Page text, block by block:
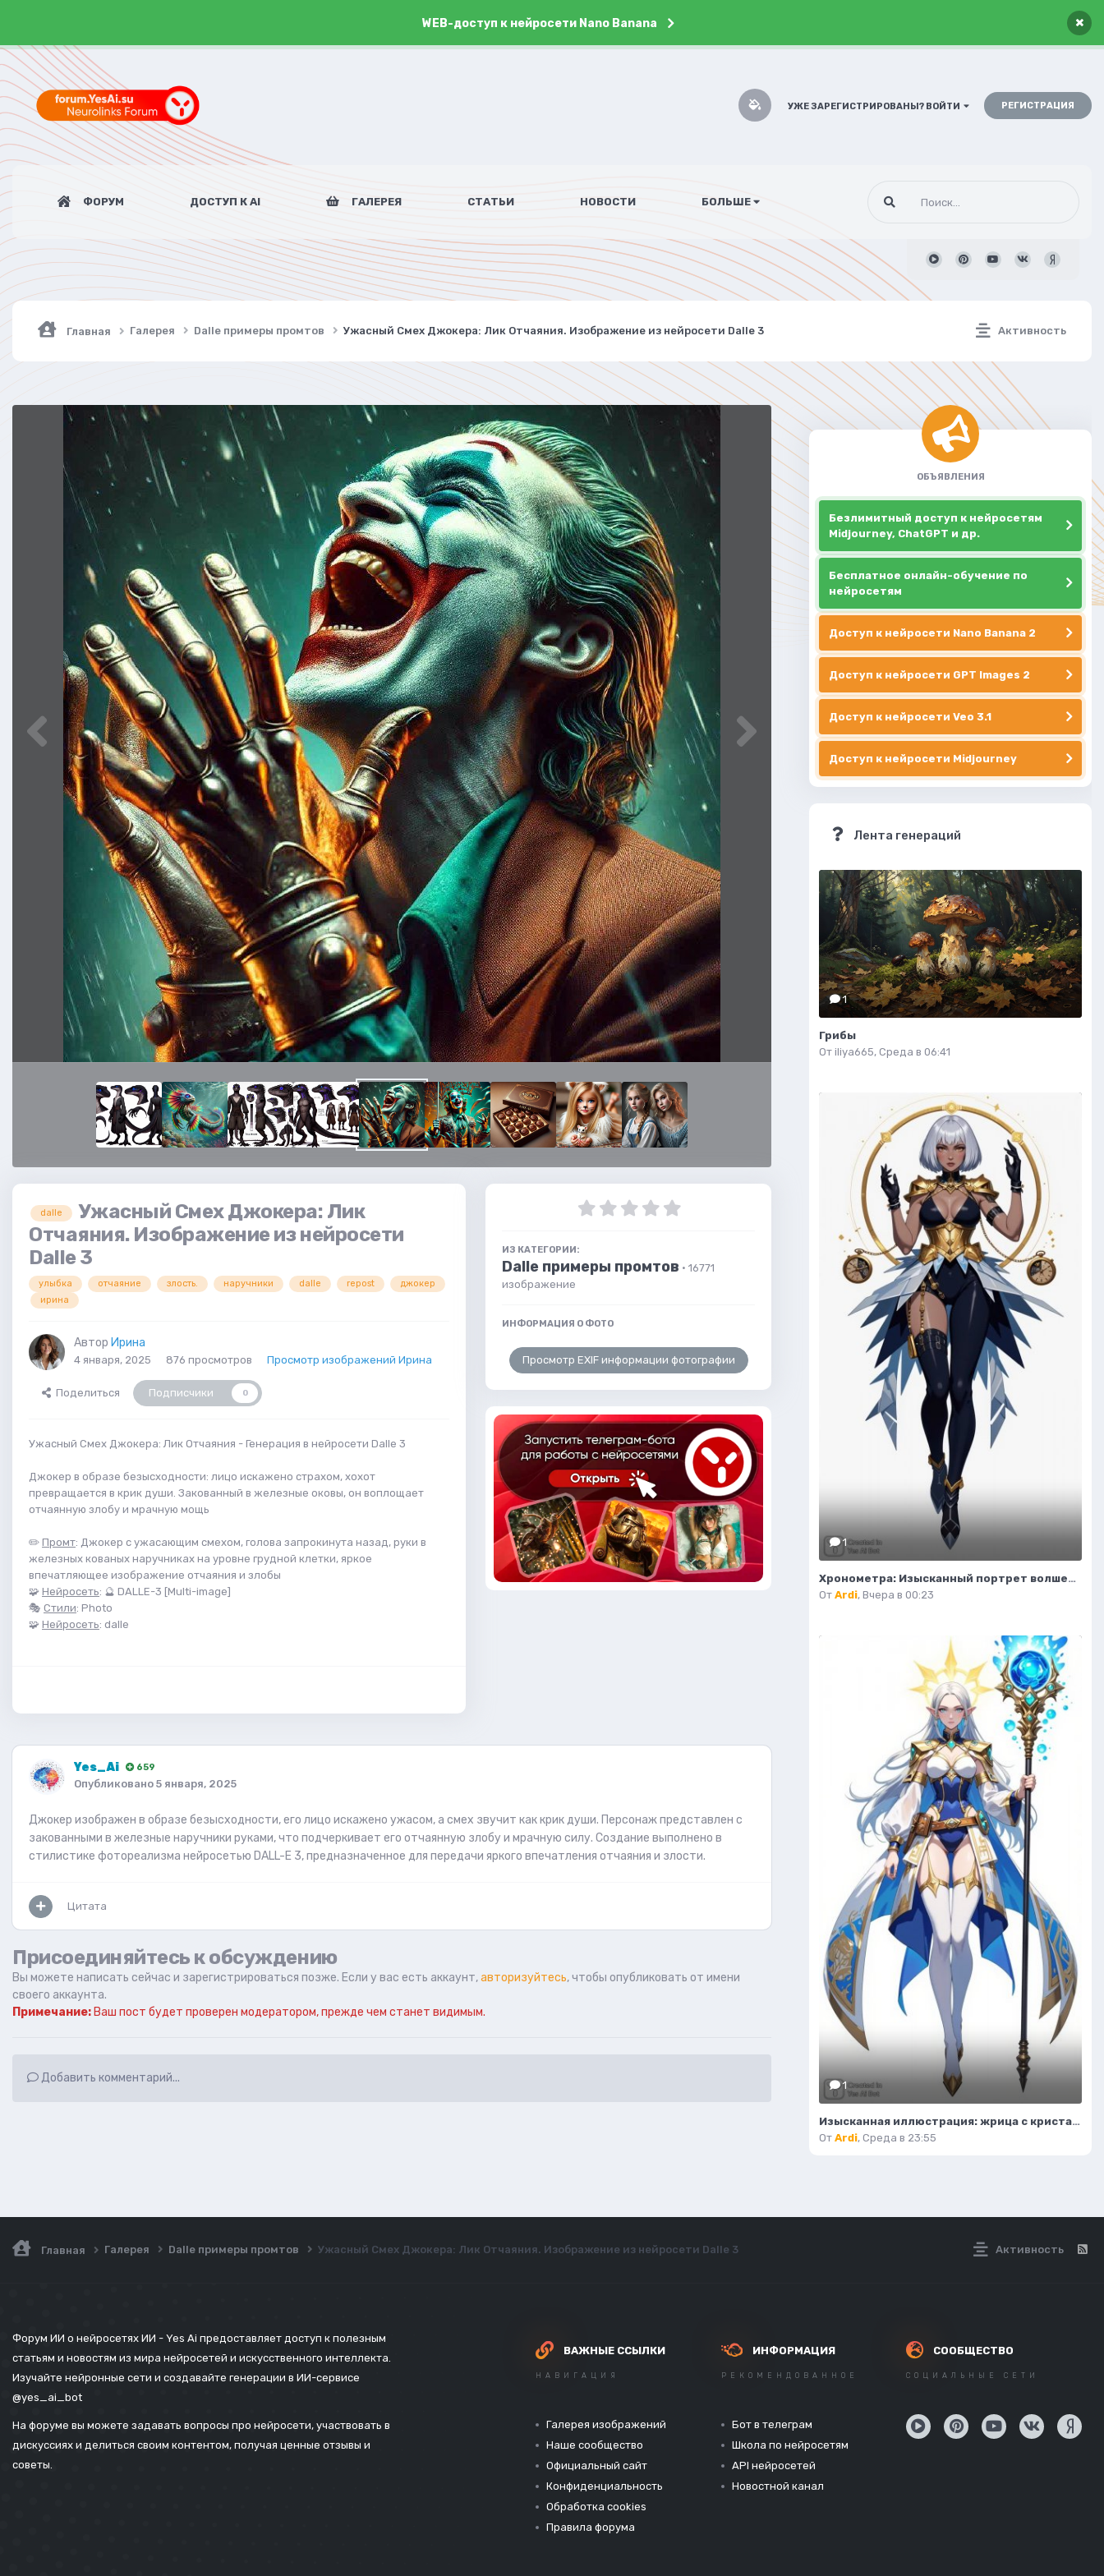
WEB-доступ к нейросети Nano Banana ×
УЖЕ ЗАРЕГИСТРИРОВАНЫ? ВОЙТИ РЕГИСТРАЦИЯ
ФОРУМ ДОСТУП К AI ГАЛЕРЕЯ СТАТЬИ НОВОСТИ БОЛЬШЕ
Активность
Главная Галерея Dalle примеры промтов Ужасный Смех Джокера: Лик Отчаяния. Изображение из нейросети Dalle 3
dalle
Ужасный Смех Джокера: Лик
Отчаяния. Изображение из нейросети
Dalle 3
улыбка отчаяние злость. наручники dalle repost
джокер
ирина
Автор Ирина
4 января, 2025 876 просмотров Просмотр изображений Ирина
Поделиться Подписчики 0
Ужасный Смех Джокера: Лик Отчаяния - Генерация в нейросети Dalle 3
Джокер в образе безысходности: лицо искажено страхом, хохот
превращается в крик души. Закованный в железные оковы, он воплощает
отчаянную злобу и мрачную мощь
✏️ Промт: Джокер с ужасающим смехом, голова запрокинута назад, руки в
железных кованых наручниках на уровне грудной клетки, яркое
впечатляющее изображение отчаяния и злобы
🧩 Нейросеть: 🔮 DALLE-3 [Multi-image]
🎭 Стили: Photo
🧩 Нейросеть: dalle
ИЗ КАТЕГОРИИ:
Dalle примеры промтов · 16771
изображение
ИНФОРМАЦИЯ О ФОТО
Просмотр EXIF информации фотографии
Yes_Ai 659
Опубликовано 5 января, 2025
Джокер изображен в образе безысходности, его лицо искажено ужасом, а смех звучит как крик души. Персонаж представлен с
закованными в железные наручники руками, что подчеркивает его отчаянную злобу и мрачную силу. Создание выполнено в
стилистике фотореализма нейросетью DALL-E 3, предназначенное для передачи яркого впечатления отчаяния и злости.
Цитата
Присоединяйтесь к обсуждению
Вы можете написать сейчас и зарегистрироваться позже. Если у вас есть аккаунт,авторизуйтесь, чтобы опубликовать от имени
своего аккаунта.
Примечание: Ваш пост будет проверен модератором, прежде чем станет видимым.
Добавить комментарий...
ОБЪЯВЛЕНИЯ
Безлимитный доступ к нейросетям
Midjourney, ChatGPT и др.
Бесплатное онлайн-обучение по
нейросетям
Доступ к нейросети Nano Banana 2
Доступ к нейросети GPT Images 2
Доступ к нейросети Veo 3.1
Доступ к нейросети Midjourney
Лента генераций
1
Грибы
От iliya665, Среда в 06:41
1
Хронометра: Изысканный портрет волшебницы времени и моды. Изображение из нейронной сети Flux Ai
От Ardi, Вчера в 00:23
1
Изысканная иллюстрация: жрица с кристальным посохом и волшебным светом. Нейронная сеть Flux.1
От Ardi, Среда в 23:55
Активность
Главная Галерея Dalle примеры промтов Ужасный Смех Джокера: Лик Отчаяния. Изображение из нейросети Dalle 3
Форум ИИ о нейросетях ИИ - Yes Ai предоставляет доступ к полезным
статьям и новостям из мира нейросетей и искусственного интеллекта.
Изучайте нейронные сети и создавайте генерации в ИИ-сервисе
@yes_ai_bot
На форуме вы можете задавать вопросы про нейросети, участвовать в
дискуссиях и делиться своим контентом, получая ценные отзывы и
советы.
ВАЖНЫЕ ССЫЛКИ
НАВИГАЦИЯ
Галерея изображений
Наше сообщество
Официальный сайт
Конфиденциальность
Обработка cookies
Правила форума
ИНФОРМАЦИЯ
РЕКОМЕНДОВАННОЕ
Бот в телеграм
Школа по нейросетям
API нейросетей
Новостной канал
СООБЩЕСТВО
СОЦИАЛЬНЫЕ СЕТИ